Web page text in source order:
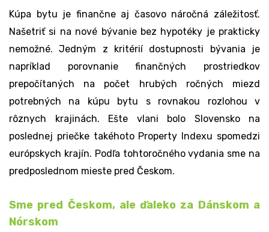
Kúpa bytu je finančne aj časovo náročná záležitosť.
Našetriť si na nové bývanie bez hypotéky je prakticky
nemožné. Jedným z kritérií dostupnosti bývania je
napríklad porovnanie finančných prostriedkov
prepočítaných na počet hrubých ročných miezd
potrebných na kúpu bytu s rovnakou rozlohou v
rôznych krajinách. Ešte vlani bolo Slovensko na
poslednej priečke takéhoto Property Indexu spomedzi
európskych krajín. Podľa tohtoročného vydania sme na
predposlednom mieste pred Českom.
Sme pred Českom, ale ďaleko za Dánskom a
Nórskom